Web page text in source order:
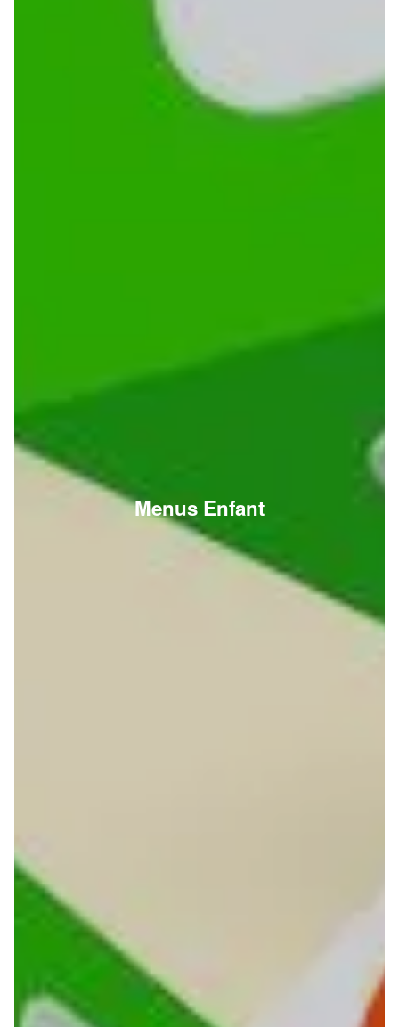
Menus Enfant